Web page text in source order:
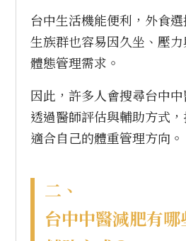
台中生活機能便利，外食
生族群也容易因久坐、壓
體態管理需求。
因此，許多人會搜尋台中
透過醫師評估與輔助方式
適合自己的體重管理方向。
二、
台中中醫減肥有